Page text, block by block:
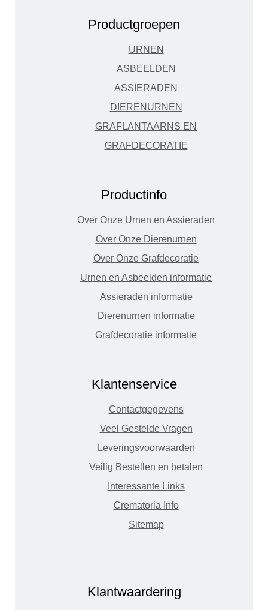
Productgroepen
URNEN
ASBEELDEN
ASSIERADEN
DIERENURNEN
GRAFLANTAARNS EN
GRAFDECORATIE
Productinfo
Over Onze Urnen en Assieraden
Over Onze Dierenurnen
Over Onze Grafdecoratie
Urnen en Asbeelden informatie
Assieraden informatie
Dierenurnen informatie
Grafdecoratie informatie
Klantenservice
Contactgegevens
Veel Gestelde Vragen
Leveringsvoorwaarden
Veilig Bestellen en betalen
Interessante Links
Crematoria Info
Sitemap
Klantwaardering